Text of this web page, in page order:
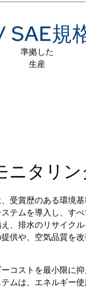
SAE規
準拠した
生産
ニタリ
受賞歴のある環境
テムを導入し、す
、排水のリサイク
供や、空気品質を
コストを最小限に
ムは、エネルギー